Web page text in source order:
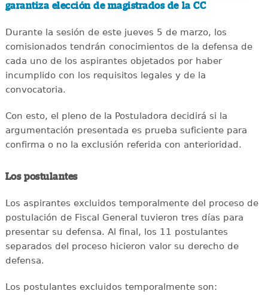
garantiza elección de magistrados de la CC
Durante la sesión de este jueves 5 de marzo, los
comisionados tendrán conocimientos de la defensa de
cada uno de los aspirantes objetados por haber
incumplido con los requisitos legales y de la
convocatoria.
Con esto, el pleno de la Postuladora decidirá si la
argumentación presentada es prueba suficiente para
confirma o no la exclusión referida con anterioridad.
Los postulantes
Los aspirantes excluidos temporalmente del proceso de
postulación de Fiscal General tuvieron tres días para
presentar su defensa. Al final, los 11 postulantes
separados del proceso hicieron valor su derecho de
defensa.
Los postulantes excluidos temporalmente son: